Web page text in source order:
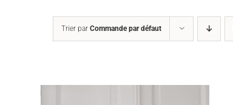
Trier par Commande par défaut